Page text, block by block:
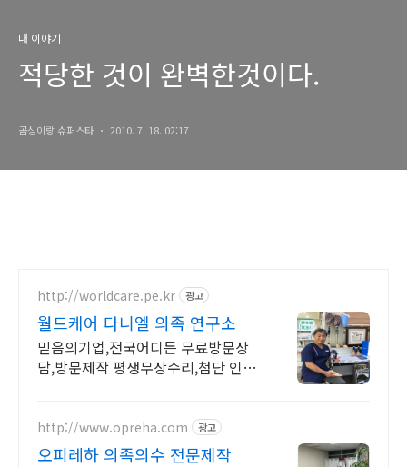
내 이야기
적당한 것이 완벽한것이다.
곰싱이랑 슈퍼스타 2010. 7. 18. 02:17
http://worldcare.pe.kr 광고
월드케어 다니엘 의족 연구소
믿음의기업,전국어디든 무료방문상
담,방문제작 평생무상수리,첨단 인공
http://www.opreha.com 광고
오피레하 의족의수 전문제작